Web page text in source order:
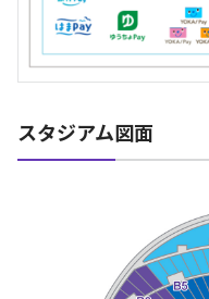
スタジアム図面